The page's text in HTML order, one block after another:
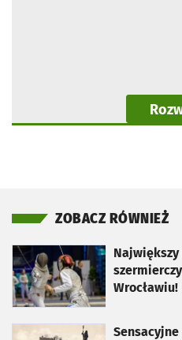
ZOBACZ RÓWNIEŻ
Wrocławiu!
otworzy się w nowej karcie
otworzy się w nowej karcie